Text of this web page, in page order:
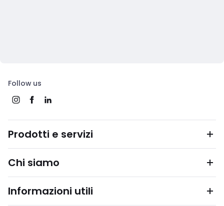
Follow us
Prodotti e servizi
Chi siamo
Informazioni utili